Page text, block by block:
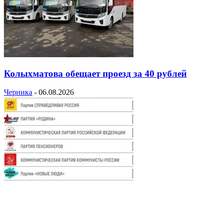
Колыхматова обещает проезд за 40 рублей
Черника - 06.08.2026